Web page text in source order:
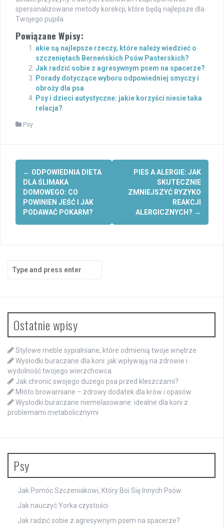
spersonalizowane metody korekcji, które będą najlepsze dla
Twojego pupila.
Powiązane Wpisy:
akie są najlepsze rzeczy, które należy wiedzieć o
szczeniętach Berneńskich Psów Pasterskich?
Jak radzić sobie z agresywnym psem na spacerze?
Porady dotyczące wyboru odpowiedniej smyczy i
obroży dla psa
Psy i dzieci autystyczne: jakie korzyści niesie taka
relacja?
Psy
Post
navigation
← ODPOWIEDNIA DIETA
DLA ŚLIMAKA
DOMOWEGO: CO
POWINIEN JEŚĆ I JAK
PODAWAĆ POKARM?
PIES A ALERGIE: JAK
SKUTECZNIE
ZMNIEJSZYĆ RYZYKO
REAKCJI
ALERGICZNYCH? →
Search
for:
Ostatnie wpisy
Stylowe meble sypialniane, które odmienią twoje wnętrze
Wysłodki buraczane dla koni: jak wpływają na zdrowie i
wydolność twojego wierzchowca
Jak chronić swojego dużego psa przed kleszczami?
Młóto browarniane – zdrowy dodatek dla krów i opasów
Wysłodki buraczane niemelasowane: idealne dla koni z
problemami metabolicznymi
Psy
Jak Pomóc Szczeniakowi, Który Boi Się Innych Psów
Jak nauczyć Yorka czystości
Jak radzić sobie z agresywnym psem na spacerze?